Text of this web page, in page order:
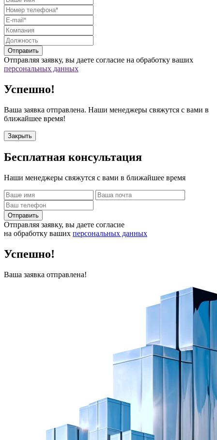
Отправить
Отправляя заявку, вы даете согласие на обработку ваших
персональных данных
Успешно!
Ваша заявка отправлена. Наши менеджеры свяжутся с вами в
ближайшее время!
Закрыть
Бесплатная консультация
Наши менеджеры свяжутся с вами в ближайшее время
Отправить
Отправляя заявку, вы даете согласие
на обработку ваших персональных данных
Успешно!
Ваша заявка отправлена!